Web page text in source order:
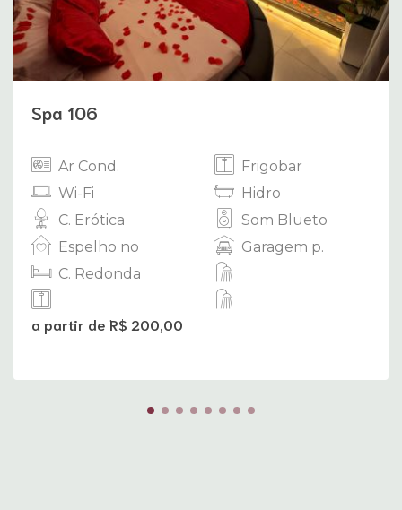
Spa 106
Ar Cond.
Frigobar
Wi-Fi
Hidro
C. Erótica
Som Blueto
Espelho no
Garagem p.
C. Redonda
a partir de R$ 200,00